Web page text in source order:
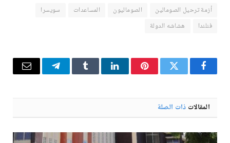
أزمة ترحيل الصومالين الصوماليون المساعدات
سويسرا
فنلندا
هشاشه الدولة
فيسبوكتويتر بينتيريستلينكدإن Tumblr تيلقرام البريد
المقالات ذات الصلة